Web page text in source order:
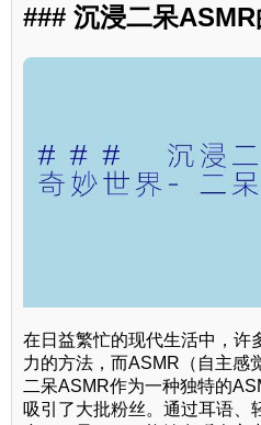
### 沉浸二呆
在日益繁忙的现代生活中，许
力的方法，而ASMR（自主感
二呆ASMR作为一种独特的
吸引了大批粉丝。通过耳语、